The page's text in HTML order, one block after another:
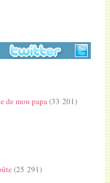
de mon papa(33 201)
(25 291)